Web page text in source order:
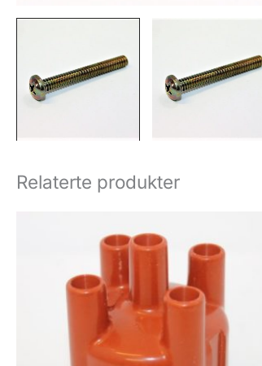
Relaterte produkter